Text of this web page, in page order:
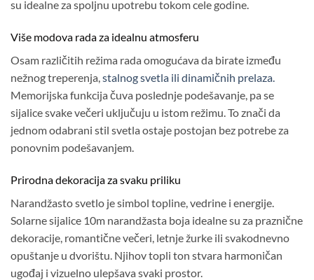
su idealne za spoljnu upotrebu tokom cele godine.
Više modova rada za idealnu atmosferu
Osam različitih režima rada omogućava da birate između
nežnog treperenja,stalnog svetla ili dinamičnih prelaza.
Memorijska funkcija čuva poslednje podešavanje, pa se
sijalice svake večeri uključuju u istom režimu. To znači da
jednom odabrani stil svetla ostaje postojan bez potrebe za
ponovnim podešavanjem.
Prirodna dekoracija za svaku priliku
Narandžasto svetlo je simbol topline, vedrine i energije.
Solarne sijalice 10m narandžasta boja idealne su za praznične
dekoracije, romantične večeri, letnje žurke ili svakodnevno
opuštanje u dvorištu. Njihov topli ton stvara harmoničan
ugođaj i vizuelno ulepšava svaki prostor.